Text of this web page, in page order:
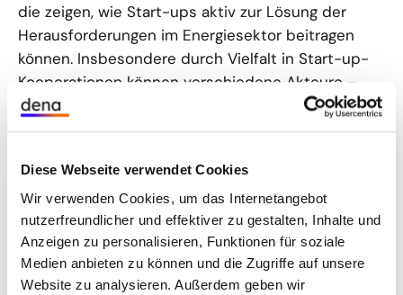
Diese Webseite verwendet Cookies
Wir verwenden Cookies, um das Internetangebot
nutzerfreundlicher und effektiver zu gestalten, Inhalte und
Anzeigen zu personalisieren, Funktionen für soziale
Medien anbieten zu können und die Zugriffe auf unsere
Website zu analysieren. Außerdem geben wir
die zeigen, wie Start-ups aktiv zur Lösung der
Herausforderungen im Energiesektor beitragen
können. Insbesondere durch Vielfalt in Start-up-
Kooperationen können verschiedene Akteure –
von Start-ups bis hin zu etablierten Unternehmen
– gemeinsam Innovationen vorantreiben.
Technologien als Schlüssel zum
Erfolg